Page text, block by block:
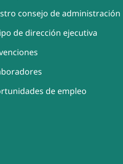
consejo de administración
de dirección ejecutiva
de empleo